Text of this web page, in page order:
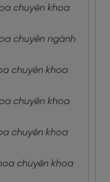
chuyên khoa
chuyên ngành
chuyên khoa
chuyên khoa
chuyên khoa
chuyên khoa